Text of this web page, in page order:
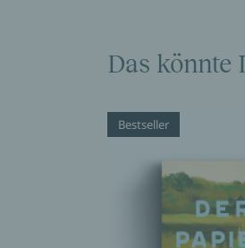
Das könnte
Bestseller